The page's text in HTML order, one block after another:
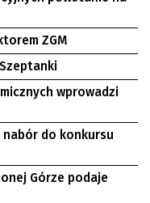
ZGM
wprowadzi
nabór do konkursu
Górze podaje